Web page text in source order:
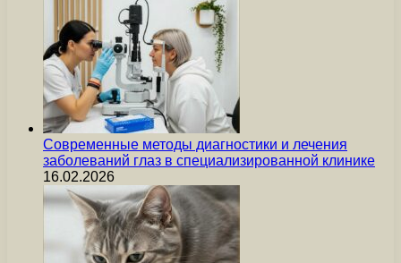
Современные методы диагностики и лечения
заболеваний глаз в специализированной клинике
16.02.2026